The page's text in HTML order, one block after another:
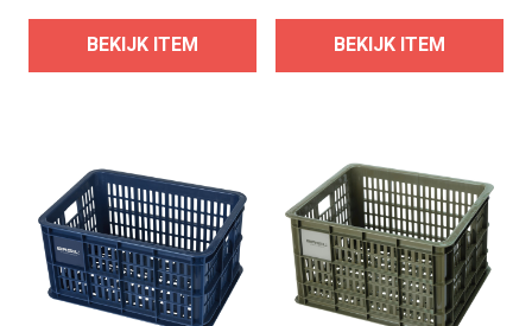
BEKIJK ITEM BEKIJK ITEM